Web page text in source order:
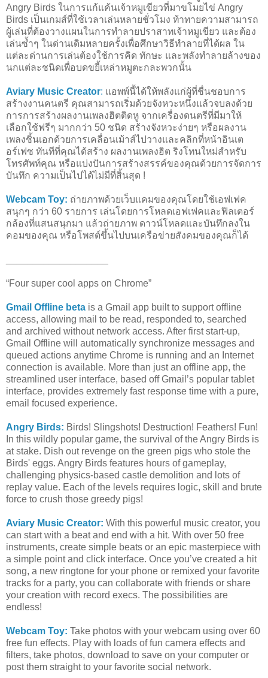
Angry Birds ในการแก้แค้นเจ้าหมูเขียวที่มาขโมยไข่ Angry
Birds เป็นเกมส์ที่ใช้เวลาเล่นหลายชั่วโมง ท้าทายความสามารถ
ผู้เล่นที่ต้องวางแผนในการทำลายปราสาทเจ้าหมูเขียว และต้อง
เล่นซ้ำๆ ในด่านเดิมหลายครั้งเพื่อศึกษาวิธีทำลายที่ได้ผล ใน
แต่ละด่านการเล่นต้องใช้การคิด ทักษะ และพลังทำลายล้างของ
นกเเต่ละชนิดเพื่อบดขยี้เหล่าหมูตะกละพวกนั้น
Aviary Music Creator: แอพพ์นี้ได้ให้พลังแก่ผู้ที่ชื่นชอบการ
สร้างงานคนตรี คุณสามารถเริ่มด้วยจังหวะหนึ่งแล้วจบลงด้วย
การการสร้างผลงานเพลงฮิตติดหู จากเครื่องดนตรีที่มีมาให้
เลือกใช้ฟรีๆ มากกว่า 50 ชนิด สร้างจังหวะง่ายๆ หรือผลงาน
เพลงชิ้นเอกด้วยการเคลื่อนเม้าส์ไปวางและคลิกที่หน้าอินเต
อร์เฟซ ทันทีที่คุณได้สร้าง ผลงานเพลงฮิต ริงโทนใหม่สำหรับ
โทรศัพท์คุณ หรือแบ่งปันการสร้างสรรค์ของคุณด้วยการจัดการ
บันทึก ความเป็นไปได้ไม่มีที่สิ้นสุด !
Webcam Toy: ถ่ายภาพด้วยเว็บแคมของคุณโดยใช้เอฟเฟค
สนุกๆ กว่า 60 รายการ เล่นโดยการโหลดเอฟเฟคและฟิลเตอร์
กล้องที่แสนสนุกมา แล้วถ่ายภาพ ดาวน์โหลดและบันทึกลงใน
คอมของคุณ หรือโพสต์ขึ้นไปบนเครือข่ายสังคมของคุณก็ได้
“Four super cool apps on Chrome”
Gmail Offline beta is a Gmail app built to support offline
access, allowing mail to be read, responded to, searched
and archived without network access. After first start-up,
Gmail Offline will automatically synchronize messages and
queued actions anytime Chrome is running and an Internet
connection is available. More than just an offline app, the
streamlined user interface, based off Gmail’s popular tablet
interface, provides extremely fast response time with a pure,
email focused experience.
Angry Birds: Birds! Slingshots! Destruction! Feathers! Fun!
In this wildly popular game, the survival of the Angry Birds is
at stake. Dish out revenge on the green pigs who stole the
Birds' eggs. Angry Birds features hours of gameplay,
challenging physics-based castle demolition and lots of
replay value. Each of the levels requires logic, skill and brute
force to crush those greedy pigs!
Aviary Music Creator: With this powerful music creator, you
can start with a beat and end with a hit. With over 50 free
instruments, create simple beats or an epic masterpiece with
a simple point and click interface. Once you’ve created a hit
song, a new ringtone for your phone or remixed your favorite
tracks for a party, you can collaborate with friends or share
your creation with record execs. The possibilities are
endless!
Webcam Toy: Take photos with your webcam using over 60
free fun effects. Play with loads of fun camera effects and
filters, take photos, download to save on your computer or
post them straight to your favorite social network.